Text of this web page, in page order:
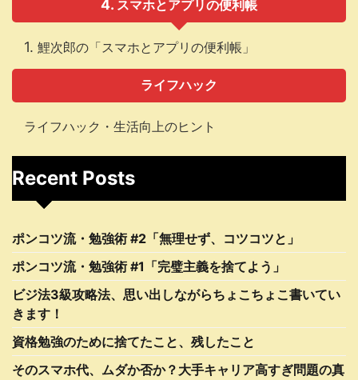
スマホとアプリの便利帳
鯉次郎の「スマホとアプリの便利帳」
ライフハック
ライフハック・生活向上のヒント
Recent Posts
ポンコツ流・勉強術 #2「無理せず、コツコツと」
ポンコツ流・勉強術 #1「完璧主義を捨てよう」
ビジ法3級攻略法、思い出しながらちょこちょこ書いてい
きます！
資格勉強のために捨てたこと、残したこと
そのスマホ代、ムダか否か？大手キャリア高すぎ問題の真